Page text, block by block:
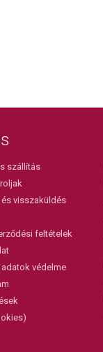
szállítás
és visszaküldés
feltételek
védelme